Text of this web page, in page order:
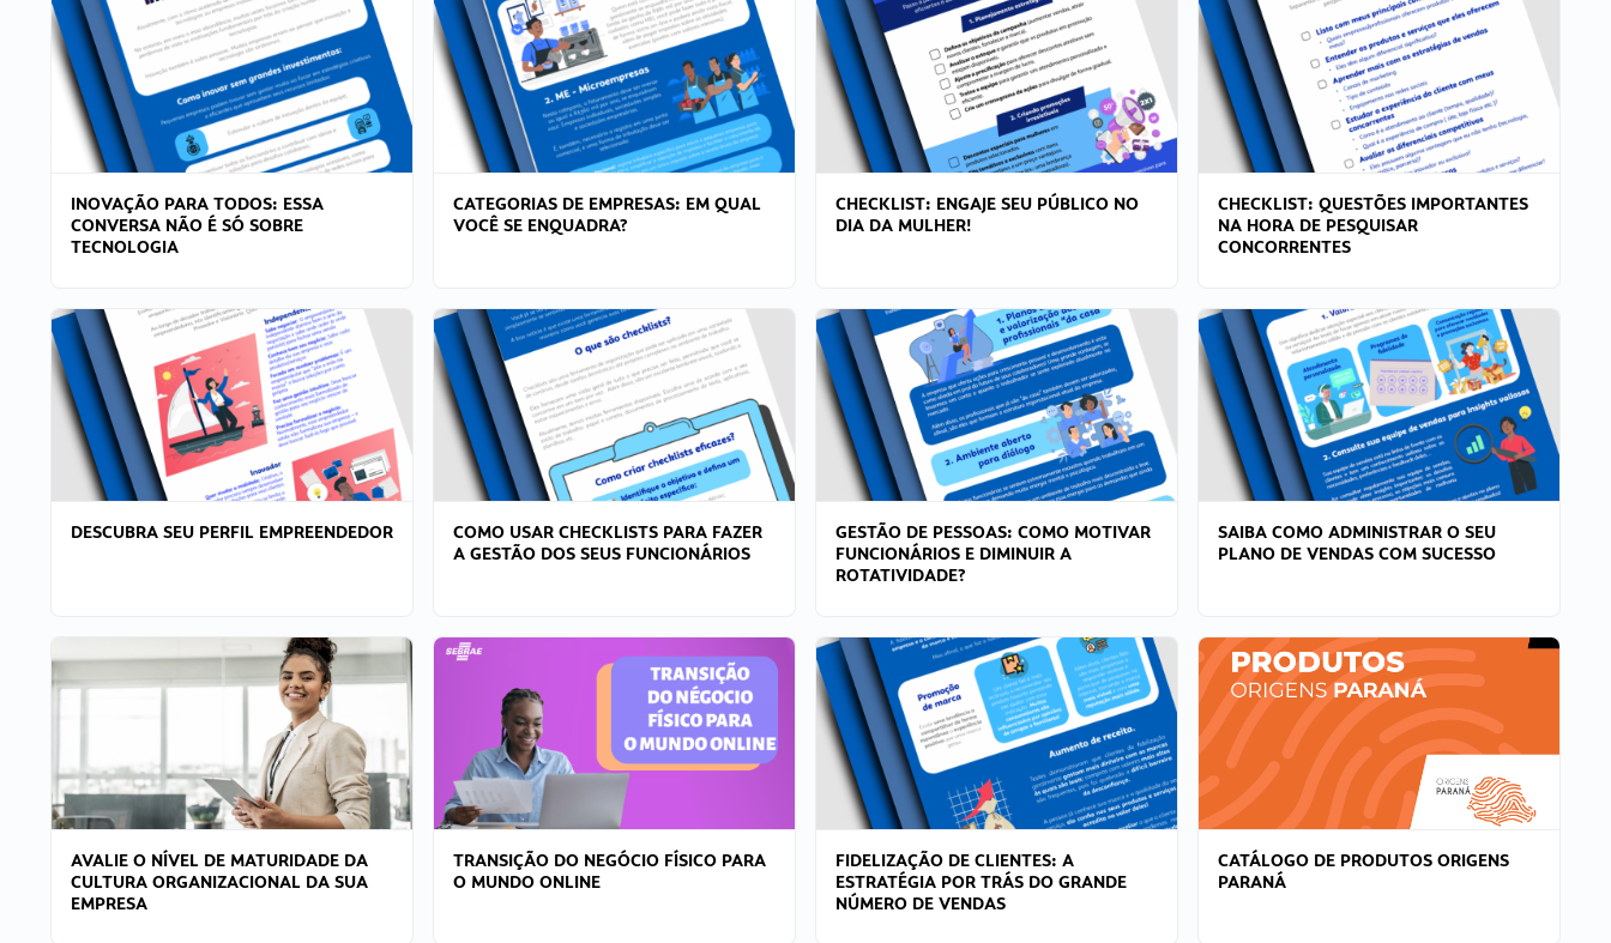
INOVAÇÃO PARA TODOS: ESSA
CONVERSA NÃO É SÓ SOBRE
TECNOLOGIA
CATEGORIAS DE EMPRESAS: EM QUAL
VOCÊ SE ENQUADRA?
CHECKLIST: ENGAJE SEU PÚBLICO NO
DIA DA MULHER!
CHECKLIST: QUESTÕES IMPORTANTES
NA HORA DE PESQUISAR
CONCORRENTES
DESCUBRA SEU PERFIL EMPREENDEDOR
COMO USAR CHECKLISTS PARA FAZER
A GESTÃO DOS SEUS FUNCIONÁRIOS
GESTÃO DE PESSOAS: COMO MOTIVAR
FUNCIONÁRIOS E DIMINUIR A
ROTATIVIDADE?
SAIBA COMO ADMINISTRAR O SEU
PLANO DE VENDAS COM SUCESSO
AVALIE O NÍVEL DE MATURIDADE DA
CULTURA ORGANIZACIONAL DA SUA
EMPRESA
TRANSIÇÃO DO NEGÓCIO FÍSICO PARA
O MUNDO ONLINE
FIDELIZAÇÃO DE CLIENTES: A
ESTRATÉGIA POR TRÁS DO GRANDE
NÚMERO DE VENDAS
CATÁLOGO DE PRODUTOS ORIGENS
PARANÁ